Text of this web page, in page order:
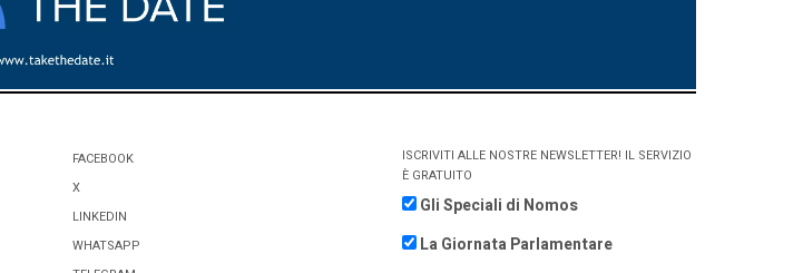
FACEBOOK
X
LINKEDIN
WHATSAPP
ISCRIVITI ALLE NOSTRE NEWSLETTER! IL SERVIZIO
È GRATUITO
Gli Speciali di Nomos
La Giornata Parlamentare